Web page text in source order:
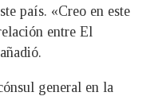
país. «Creo en este
entre El
general en la